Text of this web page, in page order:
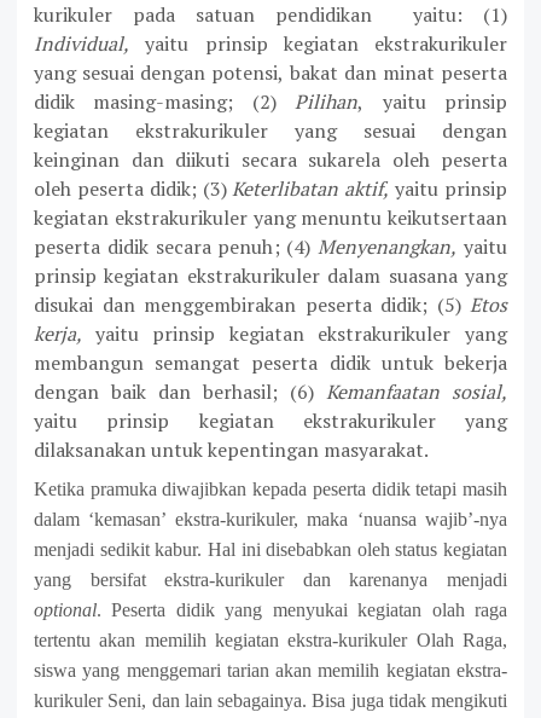
kurikuler pada satuan pendidikan
yaitu: (1)
Individual,
yaitu prinsip kegiatan ekstrakurikuler
yang sesuai dengan potensi, bakat dan minat peserta
didik masing-masing; (2)Pilihan,
yaitu prinsip
kegiatan ekstrakurikuler yang sesuai dengan
keinginan dan diikuti secara sukarela oleh peserta
oleh peserta didik; (3)Keterlibatan aktif, yaitu prinsip
kegiatan ekstrakurikuler yang menuntu keikutsertaan
peserta didik secara penuh; (4)Menyenangkan, yaitu
prinsip kegiatan ekstrakurikuler dalam suasana yang
disukai dan menggembirakan peserta didik; (5) Etos
kerja, yaitu prinsip kegiatan ekstrakurikuler yang
membangun semangat peserta didik untuk bekerja
dengan baik dan berhasil; (6) Kemanfaatan sosial,
yaitu prinsip kegiatan ekstrakurikuler yang
dilaksanakan untuk kepentingan masyarakat.
Ketika pramuka diwajibkan kepada peserta didik tetapi masih
dalam ‘kemasan’ ekstra-kurikuler, maka ‘nuansa wajib’-nya
menjadi sedikit kabur. Hal ini disebabkan oleh status kegiatan
yang bersifat ekstra-kurikuler dan karenanya menjadi
optional. Peserta didik yang menyukai kegiatan olah raga
tertentu akan memilih kegiatan ekstra-kurikuler Olah Raga,
siswa yang menggemari tarian akan memilih kegiatan ekstra-
kurikuler Seni, dan lain sebagainya. Bisa juga tidak mengikuti